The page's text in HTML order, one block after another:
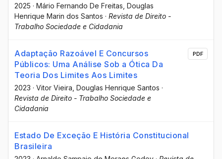
2025 · Mário Fernando De Freitas , Douglas
Henrique Marin dos Santos · Revista de Direito -
Trabalho Sociedade e Cidadania
Adaptação Razoável E Concursos
Públicos: Uma Análise Sob a Ótica Da
Teoria Dos Limites Aos Limites
2023 · Vitor Vieira , Douglas Henrique Santos ·
Revista de Direito - Trabalho Sociedade e
Cidadania
PDF
Estado De Exceção E História Constitucional
Brasileira